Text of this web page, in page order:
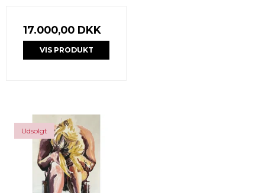
17.000,00 DKK
VIS PRODUKT
Udsolgt